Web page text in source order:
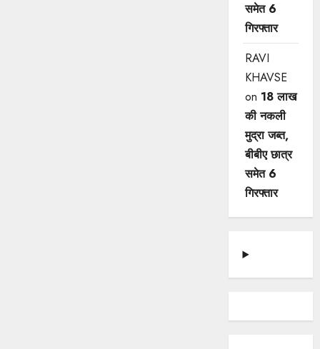
समेत 6
गिरफ्तार
RAVI
KHAVSE
on 18 लाख
की नकली
मुद्रा जब्त,
बीबीए छात्र
समेत 6
गिरफ्तार